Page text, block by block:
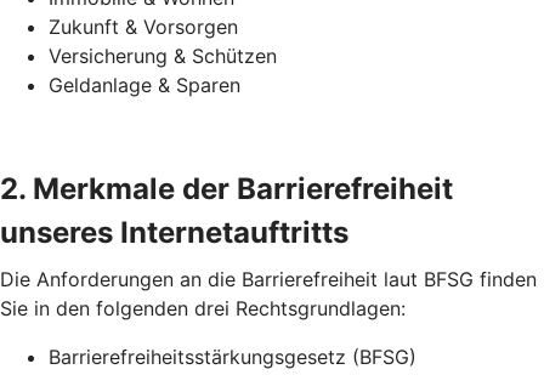
Zukunft & Vorsorgen
Versicherung & Schützen
Geldanlage & Sparen
2. Merkmale der Barrierefreiheit
unseres Internetauftritts
Die Anforderungen an die Barrierefreiheit laut BFSG finden
Sie in den folgenden drei Rechtsgrundlagen:
Barrierefreiheitsstärkungsgesetz (BFSG)